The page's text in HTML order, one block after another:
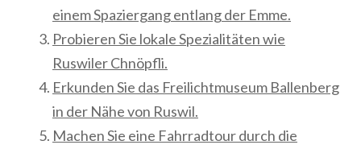
einem Spaziergang entlang der Emme.
Probieren Sie lokale Spezialitäten wie
Ruswiler Chnöpfli.
Erkunden Sie das Freilichtmuseum Ballenberg
in der Nähe von Ruswil.
Machen Sie eine Fahrradtour durch die